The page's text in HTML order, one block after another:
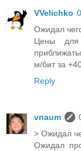
VVelichko
Ожидал
Цены
м/бит за
Reply
vnaum
> Ожидал
Ожидал